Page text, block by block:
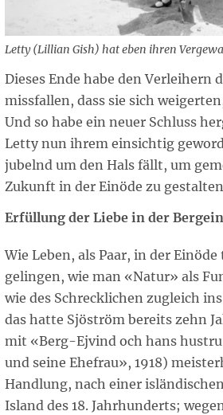
Letty (Lillian Gish) hat eben ihren
Dieses Ende habe den Verleihern
missfallen, dass sie sich
Und so habe ein neuer Schluss
Letty nun ihrem einsichtig
jubelnd um den Hals fällt, um
Zukunft in der Einöde zu
Erfüllung der Liebe in der
Wie Leben, als Paar, in der
gelingen, wie man «Natur» als
wie des Schrecklichen zugleich
das hatte Sjöström bereits zehn
mit «Berg-Ejvind och hans
und seine Ehefrau», 1918)
Handlung, nach einer
Island des 18. Jahrhunderts;